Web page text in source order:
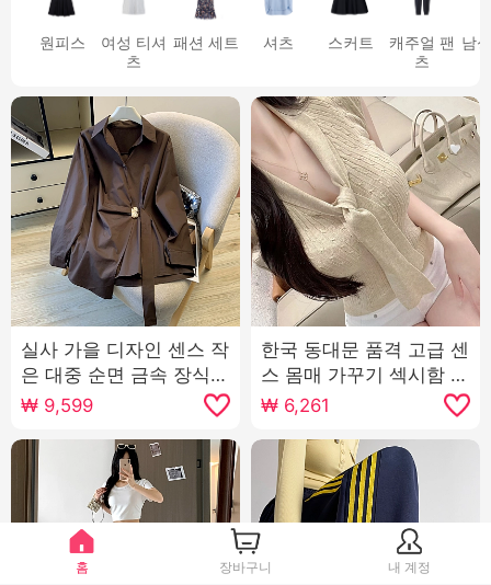
원피스
여성 티셔
츠
패션 세트 셔츠 스커트
캐주얼 팬
츠
남
실사 가을 디자인 센스 작
은 대중 순면 금속 장식
허리 수축 슬림해 보이는
루즈핏 긴팔 셔츠 여성 셔
츠
₩ 9,599
한국 동대문 품격 고급 센
스 몸매 가꾸기 섹시함 순
수한 욕망 바람 여성 리본
₩ 6,261
홈 장바구니 내 계정